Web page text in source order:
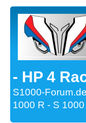
- HP 4
S1000-
1000 R - S